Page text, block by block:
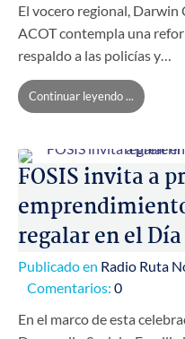
El vocero regional, Darwin
ACOT contempla una
respaldo a las policías y…
Continuar leyendo ...
FOSIS invita a
regalar en el
Publicado en Radio Ruta
Comentarios: 0
En el marco de esta